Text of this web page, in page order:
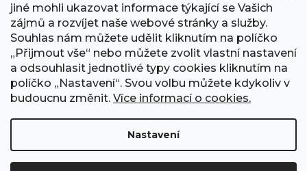
jiné mohli ukazovat informace týkající se Vašich
zájmů a rozvíjet naše webové stránky a služby.
Souhlas nám můžete udělit kliknutím na políčko
„Přijmout vše“ nebo můžete zvolit vlastní nastavení
a odsouhlasit jednotlivé typy cookies kliknutím na
políčko „Nastavení“. Svou volbu můžete kdykoliv v
budoucnu změnit. Více informací o cookies.
Nastavení
PŘIJÍMÁME ONLINE PLATBY
Formulář odstoupení od smlouvy Kontakt